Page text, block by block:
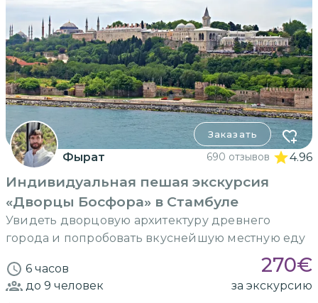
Заказать
Фырат 690 отзывов 4.96
Индивидуальная пешая экскурсия
«Дворцы Босфора» в Стамбуле
Увидеть дворцовую архитектуру древнего
города и попробовать вкуснейшую местную еду
6 часов 270€
до 9 человек за экскурсию